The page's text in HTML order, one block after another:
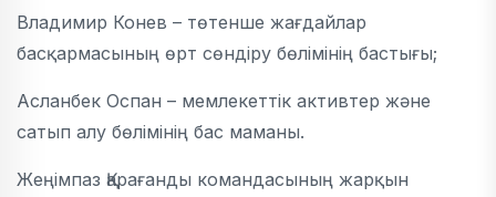
Владимир Конев – төтенше жағдайлар
басқармасының өрт сөндіру бөлімінің бастығы;
Асланбек Оспан – мемлекеттік активтер және
сатып алу бөлімінің бас маманы.
Жеңімпаз Қарағанды командасының жарқын